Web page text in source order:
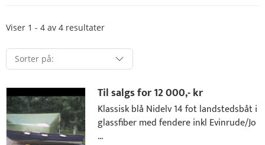
Viser 1 - 4 av 4 resultater
Til salgs for12 000,- kr
Klassisk blå Nidelv 14 fot landstedsbåt i
glassfiber med fendere inkl Evinrude/Jo
...